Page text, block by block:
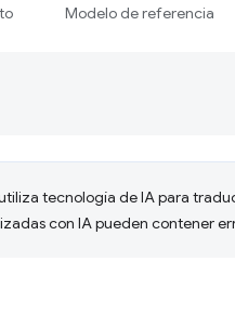
Modelo de referencia
tecnología de IA para
con IA pueden contener